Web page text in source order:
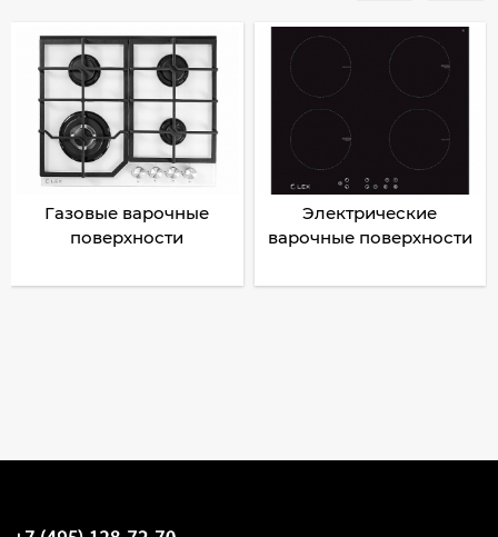
Газовые варочные
поверхности
Электрические
варочные поверхности